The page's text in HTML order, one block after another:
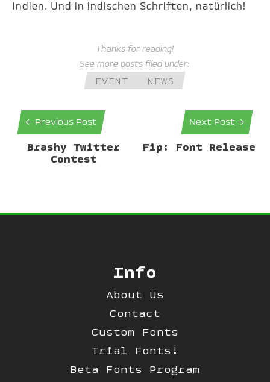
Indien. Und in indischen Schriften, natürlich!
Thanks for reading!
See more posts filed under:
EVENT NEWS
← Previous Post Next Post →
Brashy Twitter
Contest
Fip: Font Release
Info
About Us
Contact
Custom Fonts
Trial Fonts!
Beta Fonts Program